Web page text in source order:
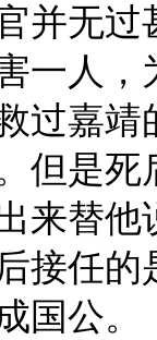
并无
一人
过嘉
但是
来替
接任的
国公。